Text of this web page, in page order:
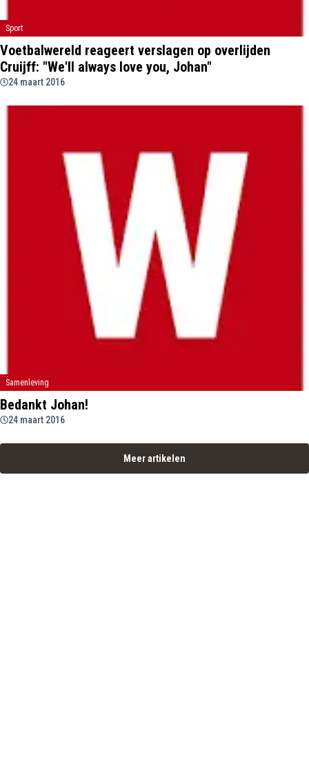
Sport
Voetbalwereld reageert verslagen op overlijden
Cruijff: "We'll always love you, Johan"
24 maart 2016
Samenleving
Bedankt Johan!
24 maart 2016
Meer artikelen